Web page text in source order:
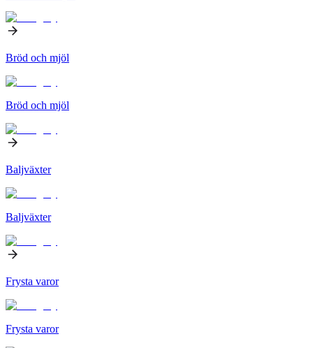
Bröd och mjöl
Bröd och mjöl
Baljväxter
Baljväxter
Frysta varor
Frysta varor